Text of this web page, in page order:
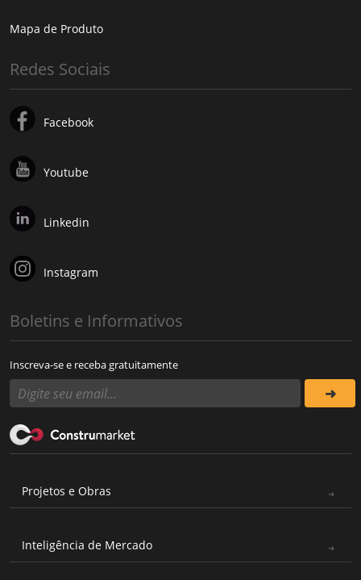
Mapa de Produto
Redes Sociais
Facebook
Youtube
Linkedin
Instagram
Boletins e Informativos
Inscreva-se e receba gratuitamente
Projetos e Obras
Inteligência de Mercado